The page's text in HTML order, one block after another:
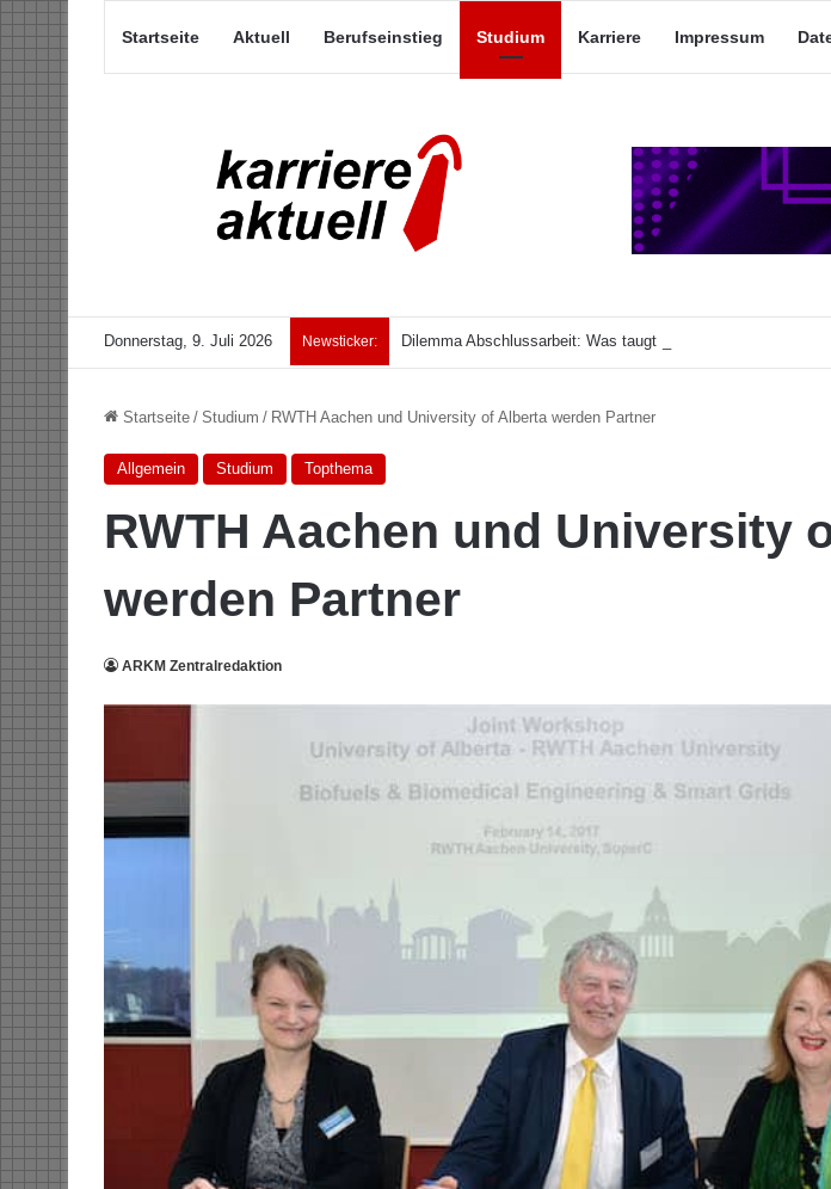
Startseite Aktuell Berufseinstieg Studium Karriere Impressum
Donnerstag, 9. Juli 2026 Newsticker: Dilemma Abschlussarbeit: Was taugt die akademische
Startseite / Studium / RWTH Aachen und University of Alberta werden Partner
Allgemein Studium Topthema
RWTH Aachen und University
werden Partner
ARKM Zentralredaktion